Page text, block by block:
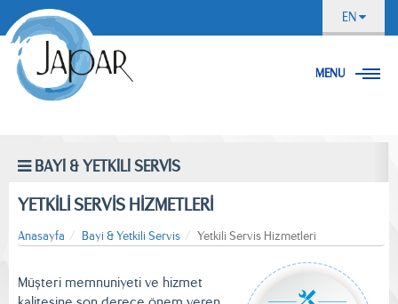
EN
MENU
BAYİ & YETKİLİ SERVİS
YETKİLİ SERVİS HİZMETLERİ
Anasayfa Bayi & Yetkili Servis Yetkili Servis Hizmetleri
Müşteri memnuniyeti ve hizmet